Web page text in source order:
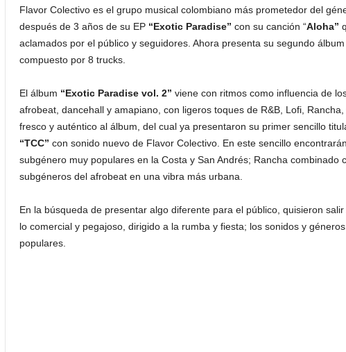
Flavor Colectivo es el grupo musical colombiano más prometedor del
después de 3 años de su EP “Exotic Paradise” con su canción “Aloha”
aclamados por el público y seguidores. Ahora presenta su segundo álbum
compuesto por 8 trucks.
El álbum “Exotic Paradise vol. 2” viene con ritmos como influencia de
afrobeat, dancehall y amapiano, con ligeros toques de R&B, Lofi,
fresco y auténtico al álbum, del cual ya presentaron su primer sencillo
“TCC” con sonido nuevo de Flavor Colectivo. En este sencillo
subgénero muy populares en la Costa y San Andrés; Rancha combinado
subgéneros del afrobeat en una vibra más urbana.
En la búsqueda de presentar algo diferente para el público, quisieron
lo comercial y pegajoso, dirigido a la rumba y fiesta; los sonidos y
populares.